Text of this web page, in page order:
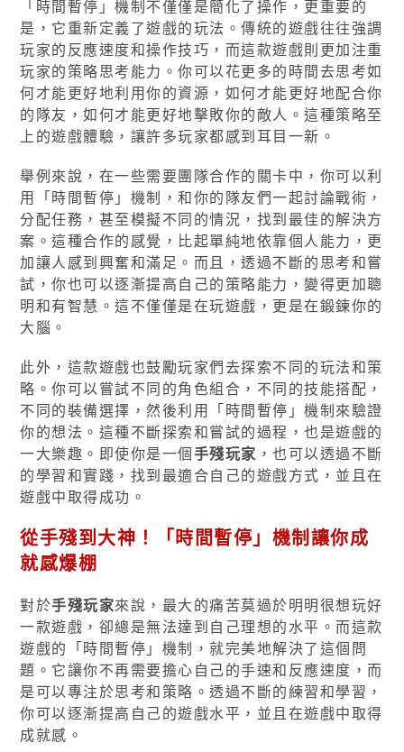
「時間暫停」機制不僅僅是簡化了操作，更重要的
是，它重新定義了遊戲的玩法。傳統的遊戲往往強調
玩家的反應速度和操作技巧，而這款遊戲則更加注重
玩家的策略思考能力。你可以花更多的時間去思考如
何才能更好地利用你的資源，如何才能更好地配合你
的隊友，如何才能更好地擊敗你的敵人。這種策略至
上的遊戲體驗，讓許多玩家都感到耳目一新。
舉例來說，在一些需要團隊合作的關卡中，你可以利
用「時間暫停」機制，和你的隊友們一起討論戰術，
分配任務，甚至模擬不同的情況，找到最佳的解決方
案。這種合作的感覺，比起單純地依靠個人能力，更
加讓人感到興奮和滿足。而且，透過不斷的思考和嘗
試，你也可以逐漸提高自己的策略能力，變得更加聰
明和有智慧。這不僅僅是在玩遊戲，更是在鍛鍊你的
大腦。
此外，這款遊戲也鼓勵玩家們去探索不同的玩法和策
略。你可以嘗試不同的角色組合，不同的技能搭配，
不同的裝備選擇，然後利用「時間暫停」機制來驗證
你的想法。這種不斷探索和嘗試的過程，也是遊戲的
一大樂趣。即使你是一個手殘玩家 ，也可以透過不斷
的學習和實踐，找到最適合自己的遊戲方式，並且在
遊戲中取得成功。
從手殘到大神！「時間暫停」機制讓你成
就感爆棚
對於手殘玩家來說，最大的痛苦莫過於明明很想玩好
一款遊戲，卻總是無法達到自己理想的水平。而這款
遊戲的「時間暫停」機制，就完美地解決了這個問
題。它讓你不再需要擔心自己的手速和反應速度，而
是可以專注於思考和策略。透過不斷的練習和學習，
你可以逐漸提高自己的遊戲水平，並且在遊戲中取得
成就感。